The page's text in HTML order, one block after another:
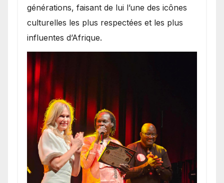
générations, faisant de lui l’une des icônes
culturelles les plus respectées et les plus
influentes d’Afrique.